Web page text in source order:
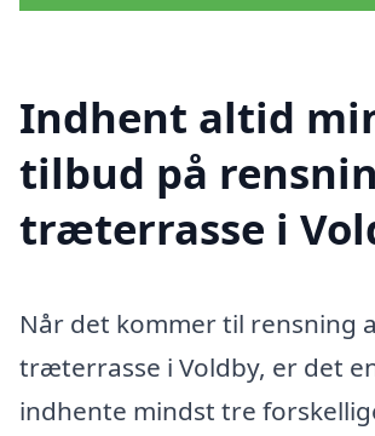
Indhent altid
tilbud på
træterrasse i
Når det kommer til rensning
træterrasse i Voldby, er det
indhente mindst tre